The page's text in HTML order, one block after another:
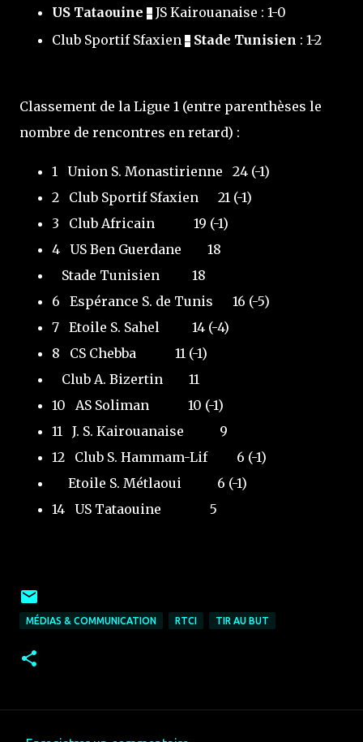
US Tataouine – JS Kairouanaise : 1-0
Club Sportif Sfaxien – Stade Tunisien : 1-2
Classement de la Ligue 1 (entre parenthèses le
nombre de rencontres en retard) :
1 Union S. Monastirienne
24 (-1)
2
Club Sportif Sfaxien
21 (-1)
3
Club Africain
19 (-1)
4 US Ben Guerdane
18
Stade Tunisien
18
6
Espérance S. de Tunis
16 (-5)
7 Etoile S. Sahel
14 (-4)
8
CS Chebba
11 (-1)
Club A. Bizertin
11
10
AS Soliman
10 (-1)
11 J. S. Kairouanaise
9
12
Club S. Hammam-Lif
6 (-1)
Etoile S. Métlaoui
6 (-1)
14 US Tataouine 5
MÉDIAS & COMMUNICATION RTCI TIR AU BUT